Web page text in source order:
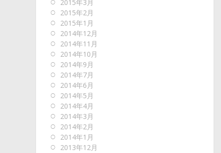
2015年3月
2015年2月
2015年1月
2014年12月
2014年11月
2014年10月
2014年9月
2014年7月
2014年6月
2014年5月
2014年4月
2014年3月
2014年2月
2014年1月
2013年12月